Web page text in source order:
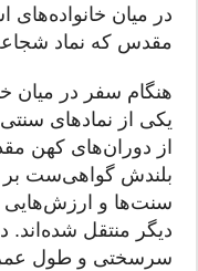
در میان
مقدس که نماد
هنگام سفر در میان
یکی از نمادهای
از دوران‌های کهن
بلندش گواهی‌ست بر
سنت‌ها و ارزش‌هایی
دیگر منتقل
سرسختی و طول عمر